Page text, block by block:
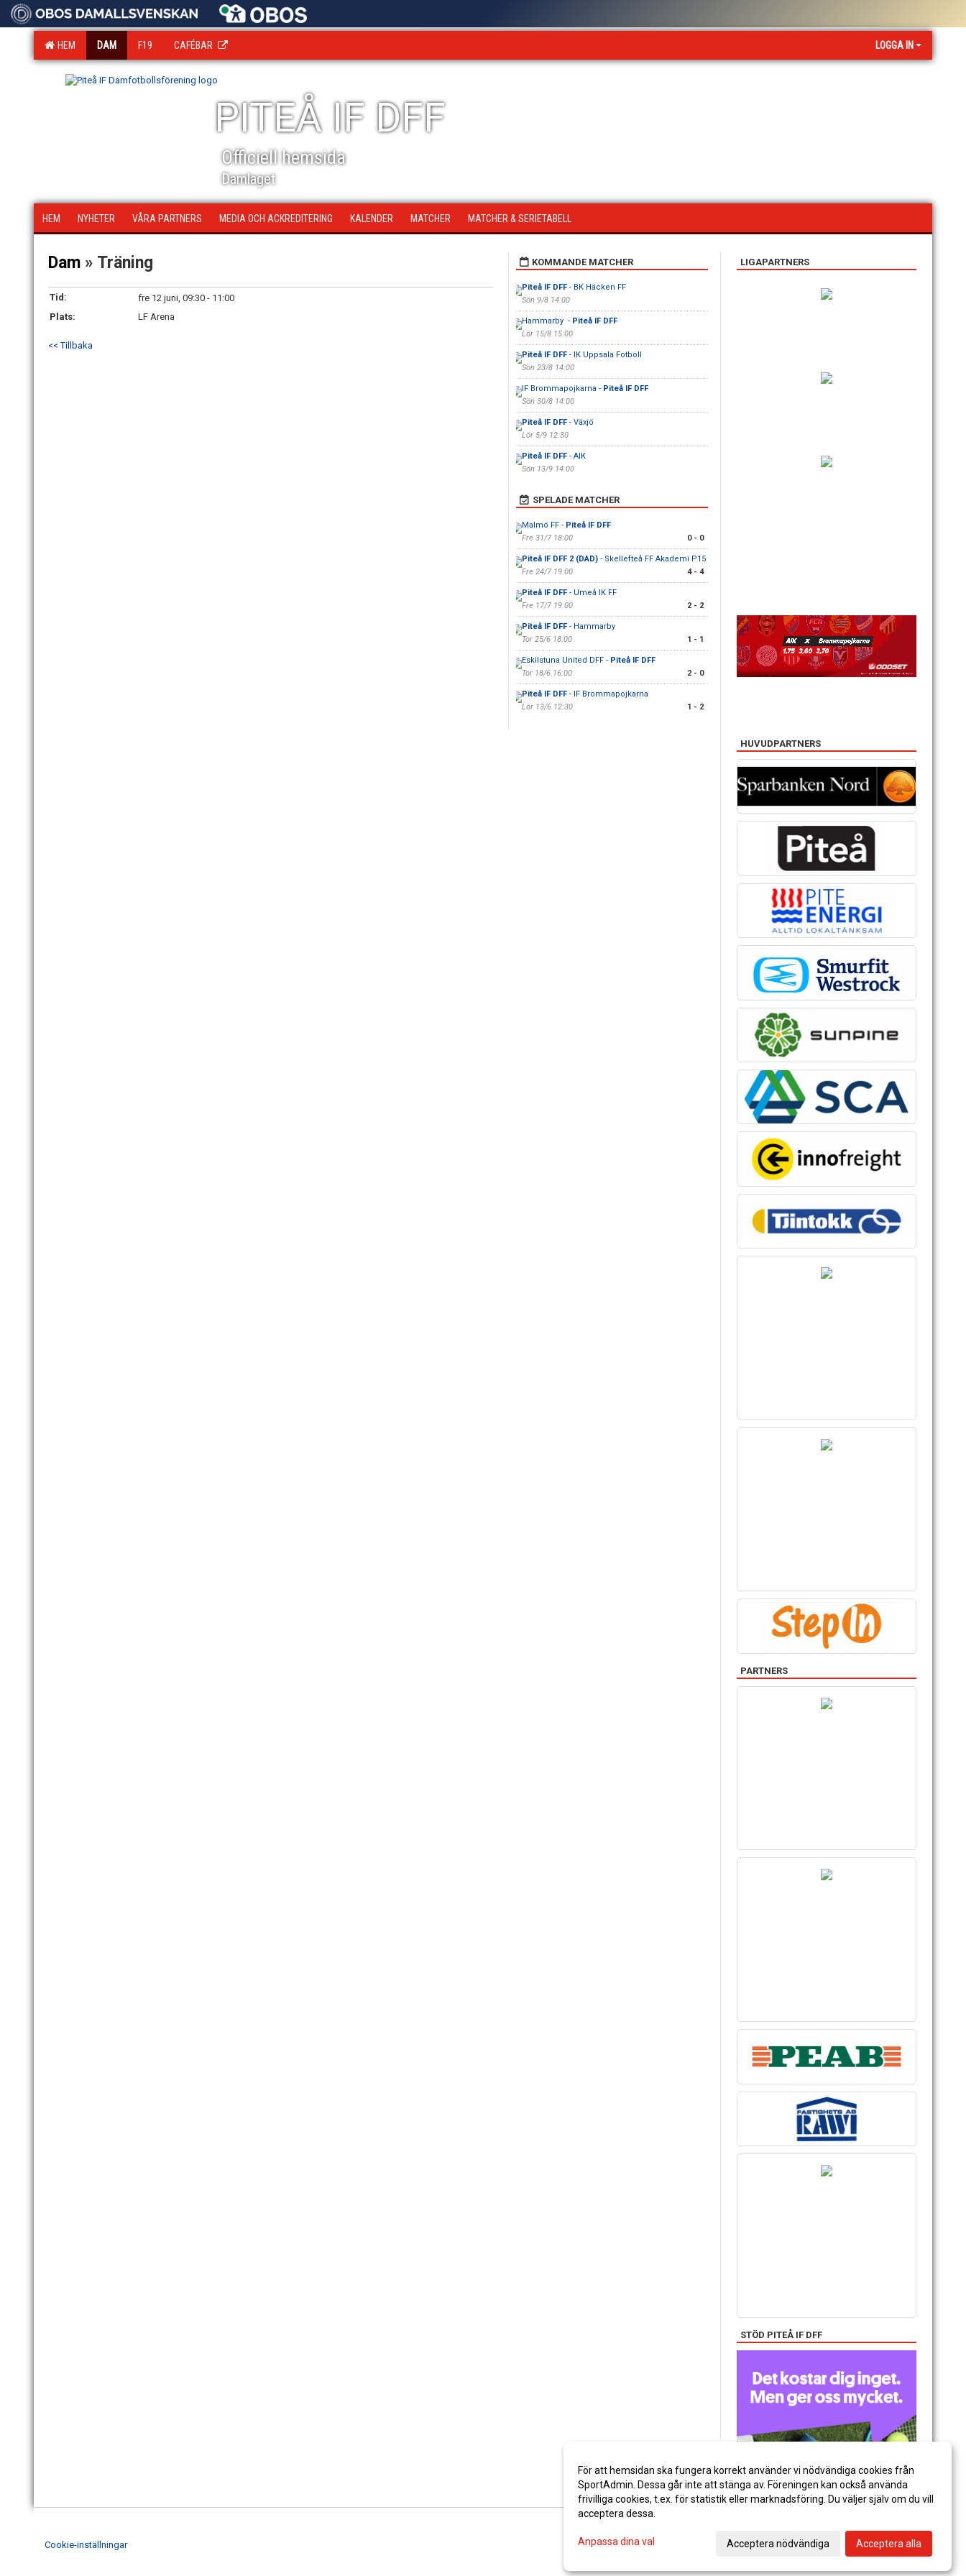
HEM DAM F19 CAFÉBAR LOGGA IN
PITEÅ IF DFF
Officiell hemsida
Damlaget
HEM NYHETER VÅRA PARTNERS MEDIA OCH ACKREDITERING KALENDER MATCHER MATCHER & SERIETABELL
Dam » Träning
Tid:
fre 12 juni, 09:30 - 11:00
Plats:
LF Arena
<< Tillbaka
KOMMANDE MATCHER
Piteå IF DFF- BK Häcken FF
Sön 9/8 14:00
Hammarby - Piteå IF DFF
Lör 15/8 15:00
Piteå IF DFF- IK Uppsala Fotboll
Sön 23/8 14:00
IF Brommapojkarna - Piteå IF DFF
Sön 30/8 14:00
Piteå IF DFF- Växjö
Lör 5/9 12:30
Piteå IF DFF- AIK
Sön 13/9 14:00
SPELADE MATCHER
Malmö FF - Piteå IF DFF
Fre 31/7 18:00
0 - 0
Piteå IF DFF 2 (DAD)- Skellefteå FF Akademi P15
Fre 24/7 19:00
4 - 4
Piteå IF DFF- Umeå IK FF
Fre 17/7 19:00
2 - 2
Piteå IF DFF- Hammarby
Tor 25/6 18:00
1 - 1
Eskilstuna United DFF - Piteå IF DFF
Tor 18/6 16:00
2 - 0
Piteå IF DFF- IF Brommapojkarna
Lör 13/6 12:30
1 - 2
LIGAPARTNERS
HUVUDPARTNERS
PARTNERS
STÖD PITEÅ IF DFF
Cookie-inställningar
För att hemsidan ska fungera korrekt använder vi nödvändiga cookies från
SportAdmin. Dessa går inte att stänga av. Föreningen kan också använda
frivilliga cookies, t.ex. för statistik eller marknadsföring. Du väljer själv om du vill
acceptera dessa.
Anpassa dina val Acceptera nödvändiga Acceptera alla